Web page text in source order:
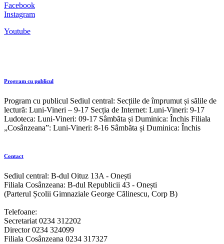
Facebook
Instagram
Youtube
Program cu publicul
Program cu publicul Sediul central: Secțiile de împrumut și sălile de
lectură: Luni-Vineri – 9-17 Secția de Internet: Luni-Vineri: 9-17
Ludoteca: Luni-Vineri: 09-17 Sâmbăta și Duminica: Închis Filiala
„Cosânzeana”: Luni-Vineri: 8-16 Sâmbăta și Duminica: Închis
Contact
Sediul central: B-dul Oituz 13A - Onești
Filiala Cosânzeana: B-dul Republicii 43 - Onești
(Parterul Școlii Gimnaziale George Călinescu, Corp B)
Telefoane:
Secretariat 0234 312202
Director 0234 324099
Filiala Cosânzeana 0234 317327